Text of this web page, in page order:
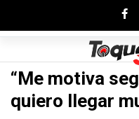
“Me motiva
quiero llegar